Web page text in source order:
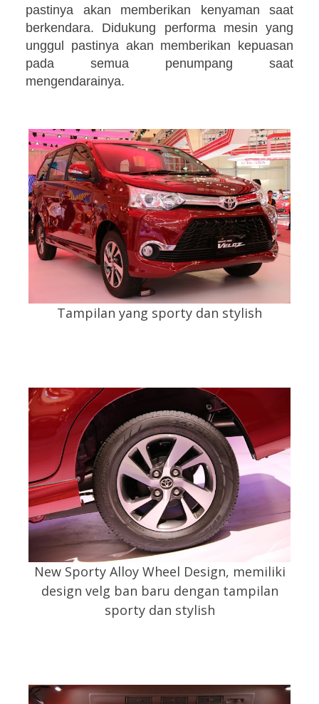
pastinya akan memberikan kenyaman saat
berkendara. Didukung performa mesin yang
unggul pastinya akan memberikan kepuasan
pada semua penumpang saat
mengendarainya.
Tampilan yang sporty dan stylish
New Sporty Alloy Wheel Design, memiliki
design velg ban baru dengan tampilan
sporty dan stylish